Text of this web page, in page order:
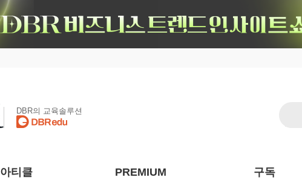
DBR의 교육솔루션
아티클 PREMIUM 구독